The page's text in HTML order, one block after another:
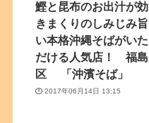
鰹と昆布のお出汁が効
きまくりのしみじみ旨
い本格沖縄そばがいた
だける人気店！ 福島
区 「沖濱そば」
2017年06月14日 13:15